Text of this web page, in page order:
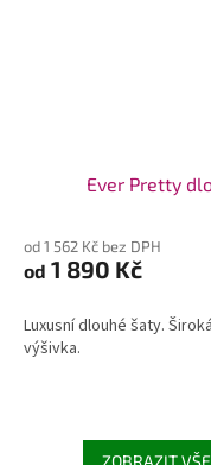
Ever Pretty
od 1 562 Kč bez DPH
od 1 890 Kč
Luxusní dlouhé šaty.
výšivka.
ZOBRAZIT